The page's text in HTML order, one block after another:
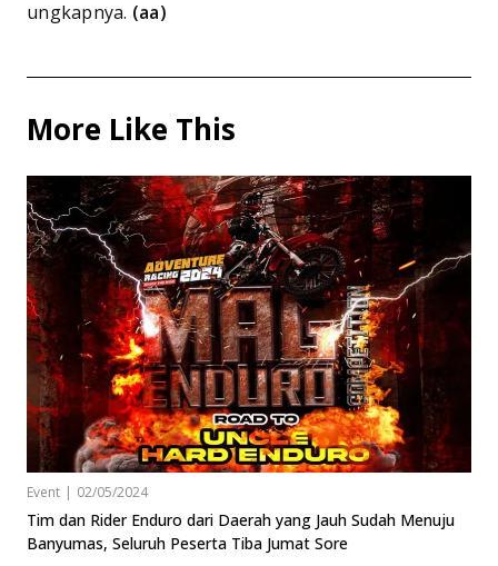
ungkapnya. (aa)
More Like This
Event | 02/05/2024
Tim dan Rider Enduro dari Daerah yang Jauh Sudah Menuju
Banyumas, Seluruh Peserta Tiba Jumat Sore